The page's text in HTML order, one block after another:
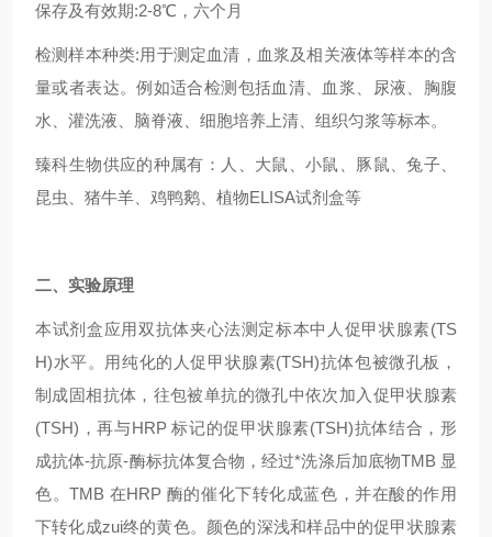
保存及有效期:2-8℃，六个月
检测样本种类:用于测定血清，血浆及相关液体等样本的含
量或者表达。例如适合检测包括血清、血浆、尿液、胸腹
水、灌洗液、脑脊液、细胞培养上清、组织匀浆等标本。
臻科生物供应的种属有：人、大鼠、小鼠、豚鼠、兔子、
昆虫、猪牛羊、鸡鸭鹅、植物ELISA试剂盒等
二、实验原理
本试剂盒应用双抗体夹心法测定标本中人促甲状腺素(TS
H)水平。用纯化的人促甲状腺素(TSH)抗体包被微孔板，
制成固相抗体，往包被单抗的微孔中依次加入促甲状腺素
(TSH)，再与HRP 标记的促甲状腺素(TSH)抗体结合，形
成抗体-抗原-酶标抗体复合物，经过*洗涤后加底物TMB 显
色。TMB 在HRP 酶的催化下转化成蓝色，并在酸的作用
下转化成zui终的黄色。颜色的深浅和样品中的促甲状腺素